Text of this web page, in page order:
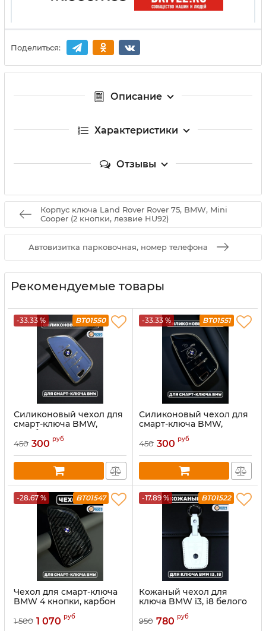
Поделиться:
Описание
Характеристики
Отзывы
Корпус ключа Land Rover Rover 75, BMW, Mini
Cooper (2 кнопки, лезвие HU92)
Автовизитка парковочная, номер телефона
Рекомендуемые товары
-33.33 % BT01550
Силиконовый чехол для
смарт-ключа BMW,
голубой
450 300 руб
-33.33 % BT01551
Силиконовый чехол для
смарт-ключа BMW,
450 300 руб
-28.67 % BT01547
Чехол для смарт-ключа
BMW 4 кнопки, карбон
1 500 1 070 руб
-17.89 % BT01522
Кожаный чехол для
ключа BMW i3, i8 белого
950 780 руб